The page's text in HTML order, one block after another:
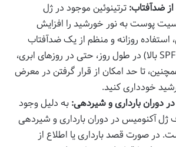
ضدآفتاب: ترتینوئین موجود در ژل
پوست به نور خورشید را افزایش
استفاده روزانه و منظم از یک ضدآفتاب
وسیع‌الطیف (با SPF بالا) در طول روز، حتی در روزهای ابری،
تا حد امکان از قرار گرفتن در معرض
خودداری کنید.
دوران بارداری و شیردهی: به دلیل وجود
ژل آکنومیس در دوران بارداری و شیردهی
در صورت قصد بارداری یا اطلاع از